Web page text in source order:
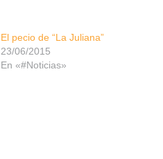
El pecio de “La Juliana”
23/06/2015
En «#Noticias»